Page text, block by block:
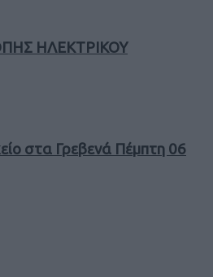
ΗΛΕΚΤΡΙΚΟΥ
στα Γρεβενά Πέμπτη 06